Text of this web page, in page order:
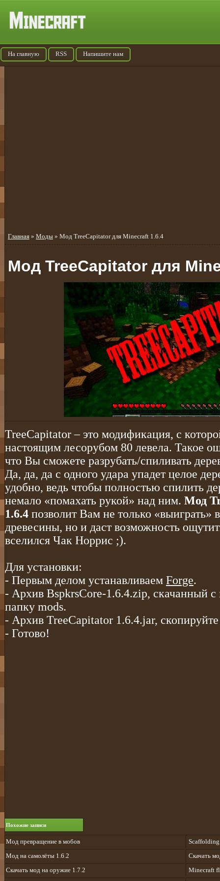
На главную RSS Напишите нам
Главная » Моды » Мод TreeCapitator для Minecraft 1.6.4
Мод TreeCapitator для
TreeCapitator – это модификация, с
настоящим лесорубом 80 левела. Такое
что Вы сможете разрубать/спиливать
Да, да, да с одного удара упадет целое
удобно, ведь чтобы полностью спилить
немало «помахать рукой» над ним. Мод
1.6.4 позволит Вам не только «выиграть»
древесины, но и даст возможность
вселился Чак Норрис ;).
Для установки:
- Первым делом устанавливаем Forge.
- Архив BspkrsCore-1.6.4.zip, скачанный с
папку mods.
- Архив TreeCapitator 1.6.4.jar,
- Готово!
Похожие записи
Мод превращение в мобов
Мод на самолёты 1.6.2
Скачать
Скачать мод на оружие 1.7.2
Minecraft